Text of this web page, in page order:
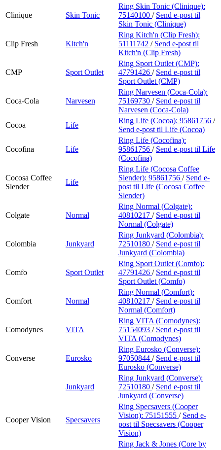
Clinique Skin Tonic
Ring Skin Tonic (Clinique):
75140100 / Send e-post til
Skin Tonic (Clinique)
Clip Fresh Kitch'n
Ring Kitch'n (Clip Fresh):
51111742 / Send e-post til
Kitch'n (Clip Fresh)
CMP Sport Outlet
Ring Sport Outlet (CMP):
47791426 / Send e-post til
Sport Outlet (CMP)
Coca-Cola Narvesen
Ring Narvesen (Coca-Cola):
75169730 / Send e-post til
Narvesen (Coca-Cola)
Cocoa
Life
Ring Life (Cocoa): 95861756 /
Send e-post til Life (Cocoa)
Cocofina Life
Ring Life (Cocofina):
95861756 / Send e-post til Life
(Cocofina)
Cocosa Coffee
Slender
Life
Ring Life (Cocosa Coffee
Slender): 95861756 / Send e-
post til Life (Cocosa Coffee
Slender)
Colgate Normal
Ring Normal (Colgate):
40810217 / Send e-post til
Normal (Colgate)
Colombia Junkyard
Ring Junkyard (Colombia):
72510180 / Send e-post til
Junkyard (Colombia)
Comfo Sport Outlet
Ring Sport Outlet (Comfo):
47791426 / Send e-post til
Sport Outlet (Comfo)
Comfort Normal
Ring Normal (Comfort):
40810217 / Send e-post til
Normal (Comfort)
Comodynes VITA
Ring VITA (Comodynes):
75154093 / Send e-post til
VITA (Comodynes)
Converse Eurosko
Ring Eurosko (Converse):
97050844 / Send e-post til
Eurosko (Converse)
Junkyard
Ring Junkyard (Converse):
72510180 / Send e-post til
Junkyard (Converse)
Cooper Vision Specsavers
Ring Specsavers (Cooper
Vision): 75151555 / Send e-
post til Specsavers (Cooper
Vision)
Ring Jack & Jones (Core by